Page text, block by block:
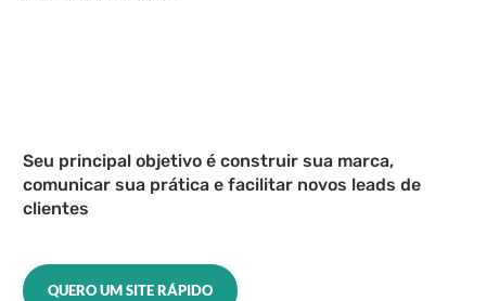
Seu principal objetivo é construir sua marca,
comunicar sua prática e facilitar novos leads de
clientes
QUERO UM SITE RÁPIDO